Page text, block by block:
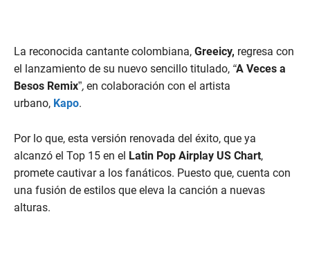
La reconocida cantante colombiana, Greeicy, regresa con
el lanzamiento de su nuevo sencillo titulado, “A Veces a
Besos Remix”, en colaboración con el artista
urbano, Kapo.
Por lo que, esta versión renovada del éxito, que ya
alcanzó el Top 15 en el Latin Pop Airplay US Chart,
promete cautivar a los fanáticos. Puesto que, cuenta con
una fusión de estilos que eleva la canción a nuevas
alturas.